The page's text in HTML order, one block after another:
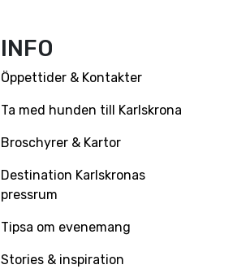
INFO
Öppettider & Kontakter
Ta med hunden till Karlskrona
Broschyrer & Kartor
Destination Karlskronas
pressrum
Tipsa om evenemang
Stories & inspiration